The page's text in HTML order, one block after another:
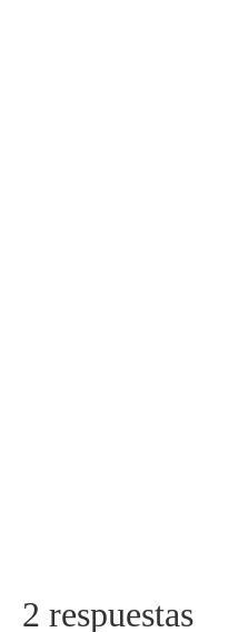
2 respuestas